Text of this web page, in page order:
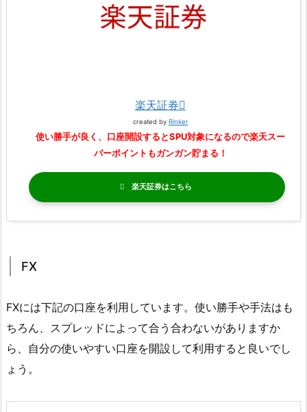
楽天証券
created by Rinker
使い勝手が良く、口座開設するとSPU対象になるので楽天スー
パーポイントもガンガン貯まる！
楽天証券
FX
FXには下記の口座を利用しています。使い勝手や手法はも
ちろん、スプレッドによって合う合わないがありますか
ら、自分の使いやすい口座を開設して利用すると良いでし
ょう。